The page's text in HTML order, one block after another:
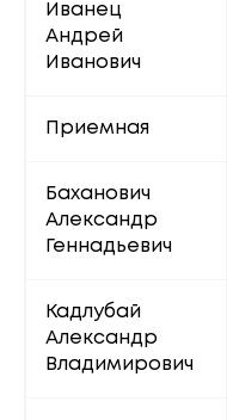
Иванец
Андрей
Иванович
Приемная
Баханович
Александр
Геннадьевич
Кадлубай
Александр
Владимирович